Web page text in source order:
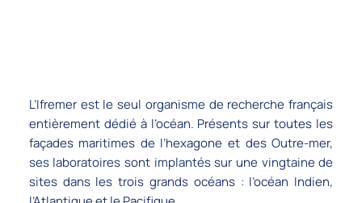
L’Ifremer est le seul organisme de recherche français
entièrement dédié à l’océan. Présents sur toutes les
façades maritimes de l’hexagone et des Outre-mer,
ses laboratoires sont implantés sur une vingtaine de
sites dans les trois grands océans : l’océan Indien,